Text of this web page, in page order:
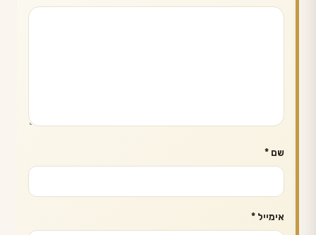
שם *
אימייל *